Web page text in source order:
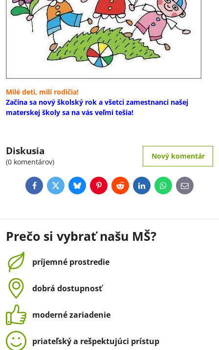
Milé deti, milí rodičia!
Začína sa nový školský rok a všetci zamestnanci našej
materskej školy sa na vás veľmi tešia!
Diskusia
(0 komentárov)
Nový komentár
FacebookTwitterBlueskyPinterestRedditLinkedInWhatsApp
E-
mail
Prečo si vybrať našu MŠ?
príjemné prostredie
dobrá dostupnosť
moderné zariadenie
priateľský a rešpektujúci prístup